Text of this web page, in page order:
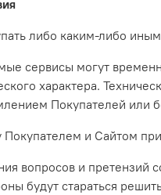
либо каким-либо
сервисы могут
характера.
Покупателей или
и Сайтом
вопросов и
будут стараться